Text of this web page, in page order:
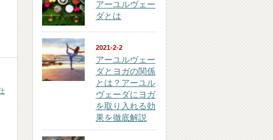
アーユルヴェー
ダとは
2021-2-2
アーユルヴェー
ダとヨガの関係
とは？アーユル
ヴェーダにヨガ
を取り入れる効
果を徹底解説